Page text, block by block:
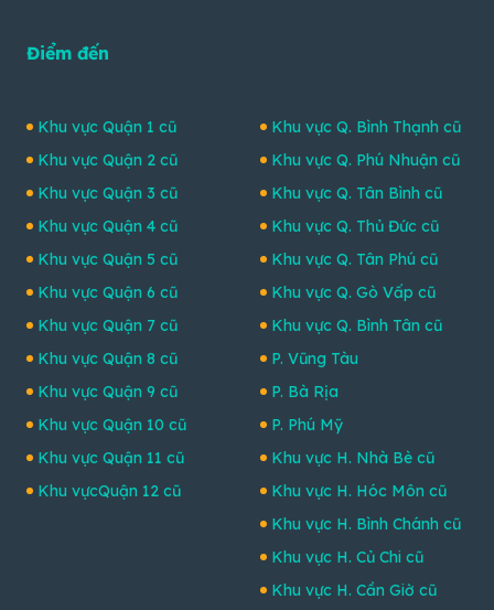
Điểm đến
Khu vực Quận 1 cũ
Khu vực Quận 2 cũ
Khu vực Quận 3 cũ
Khu vực Quận 4 cũ
Khu vực Quận 5 cũ
Khu vực Quận 6 cũ
Khu vực Quận 7 cũ
Khu vực Quận 8 cũ
Khu vực Quận 9 cũ
Khu vực Quận 10 cũ
Khu vực Quận 11 cũ
Khu vựcQuận 12 cũ
Khu vực Q. Bình Thạnh cũ
Khu vực Q. Phú Nhuận cũ
Khu vực Q. Tân Bình cũ
Khu vực Q. Thủ Đức cũ
Khu vực Q. Tân Phú cũ
Khu vực Q. Gò Vấp cũ
Khu vực Q. Bình Tân cũ
P. Vũng Tàu
P. Bà Rịa
P. Phú Mỹ
Khu vực H. Nhà Bè cũ
Khu vực H. Hóc Môn cũ
Khu vực H. Bình Chánh cũ
Khu vực H. Củ Chi cũ
Khu vực H. Cần Giờ cũ